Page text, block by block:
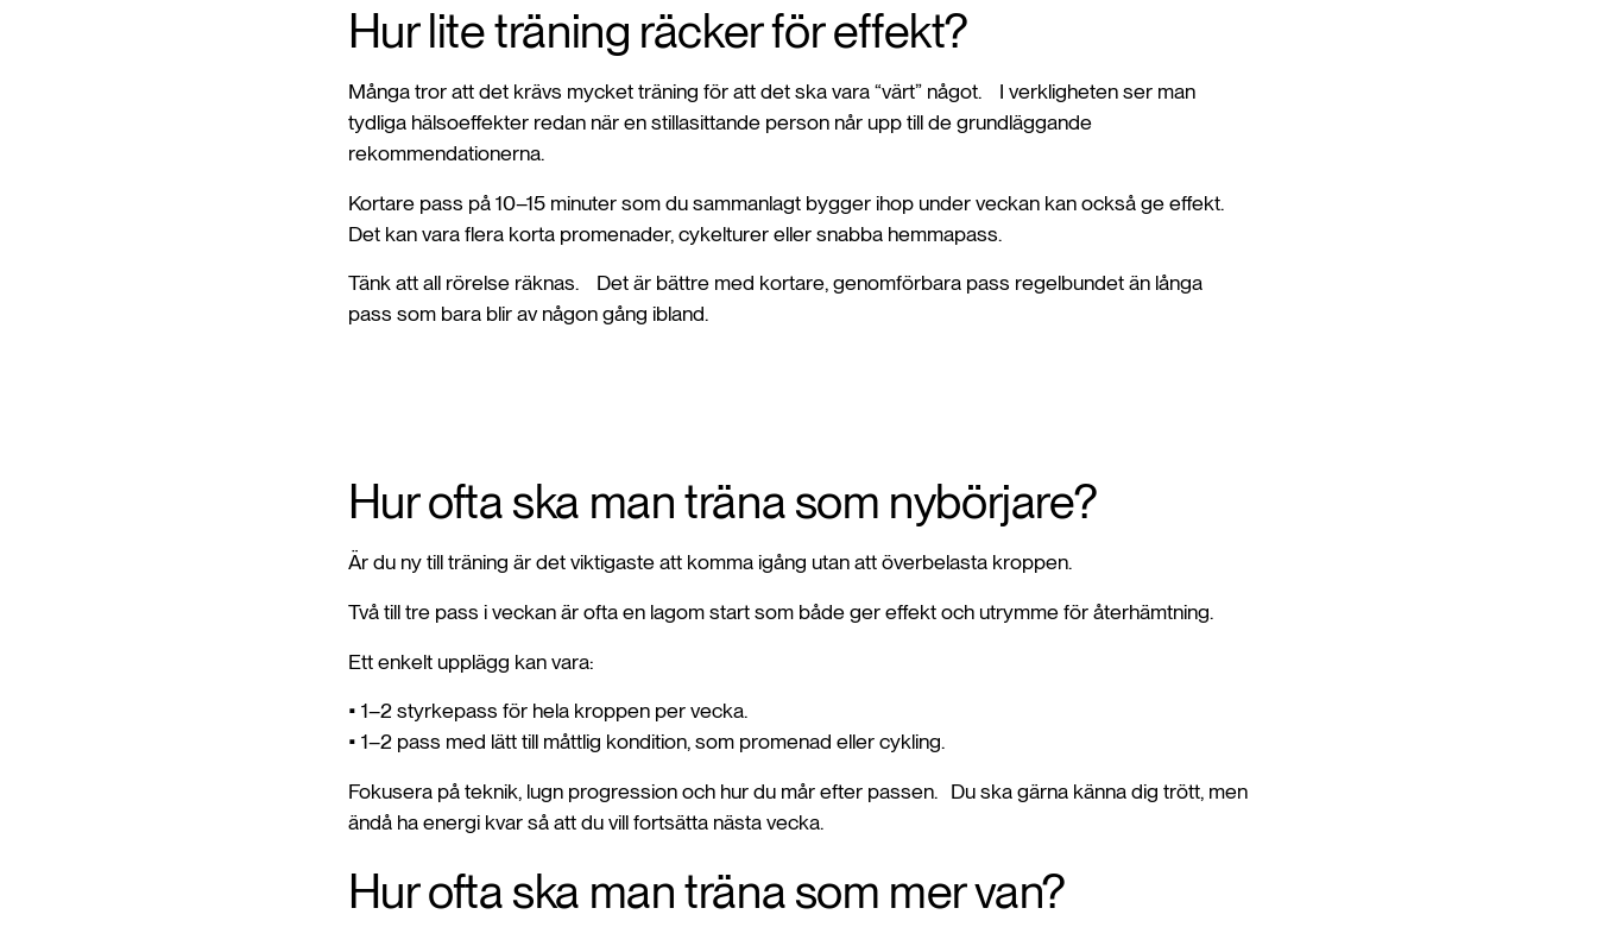
Hur lite träning räcker för effekt?
Många tror att det krävs mycket träning för att det ska vara “värt” något. I verkligheten ser man
tydliga hälsoeffekter redan när en stillasittande person når upp till de grundläggande
rekommendationerna.
Kortare pass på 10–15 minuter som du sammanlagt bygger ihop under veckan kan också ge effekt.
Det kan vara flera korta promenader, cykelturer eller snabba hemmapass.
Tänk att all rörelse räknas. Det är bättre med kortare, genomförbara pass regelbundet än långa
pass som bara blir av någon gång ibland.
Hur ofta ska man träna som nybörjare?
Är du ny till träning är det viktigaste att komma igång utan att överbelasta kroppen.
Två till tre pass i veckan är ofta en lagom start som både ger effekt och utrymme för återhämtning.
Ett enkelt upplägg kan vara:
• 1–2 styrkepass för hela kroppen per vecka.
• 1–2 pass med lätt till måttlig kondition, som promenad eller cykling.
Fokusera på teknik, lugn progression och hur du mår efter passen. Du ska gärna känna dig trött, men
ändå ha energi kvar så att du vill fortsätta nästa vecka.
Hur ofta ska man träna som mer van?